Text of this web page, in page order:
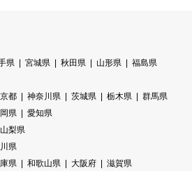
県 宮城県 秋田県 山形県
福島県
都 神奈川県 茨城県 栃木県
群馬県
県
愛知県
山梨県
県
県 和歌山県 大阪府
滋賀県